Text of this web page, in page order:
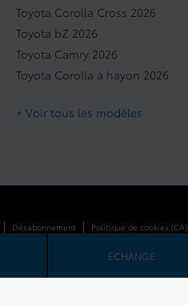
ÉCHANGE
Toyota Corolla Cross 2026
Toyota bZ 2026
Toyota Camry 2026
Toyota Corolla à hayon 2026
+ Voir tous les modèles
| Désabonnement | Politique de cookies (CA)